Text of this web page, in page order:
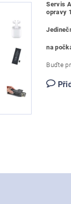
Servis
opravy
na
Buďte